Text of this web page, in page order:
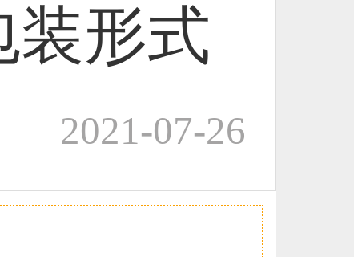
作品已成功备案！
作品已成功备案！
作品已成功备案！
装形式
2021-07-26